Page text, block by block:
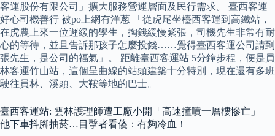
客運股份有限公司」擴大服務營運層面及民行需求。 臺西客運
好心司機善行 被po上網有洋蔥 「從虎尾坐檯西客運到高鐵站，
在虎農上來一位遲緩的學生，掏錢緩慢緊張，司機先生非常有耐
心的等待，並且告訴那孩子怎麼投錢……覺得臺西客運公司請到
張先生，是公司的福氣」。 距離臺西客運站 5分鐘步程，便是員
林客運竹山站，這個呈曲線的站頭建築十分特別，現在還有多班
駛往員林、溪頭、大鞍等地的巴士。
臺西客運站: 雲林護理師遭工廠小開「高速撞噴一層樓慘亡」
他下車抖腳抽菸…目擊者看傻：有夠冷血！